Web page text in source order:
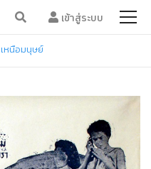
เข้าสู่ระบบ
เหนือมนุษย์